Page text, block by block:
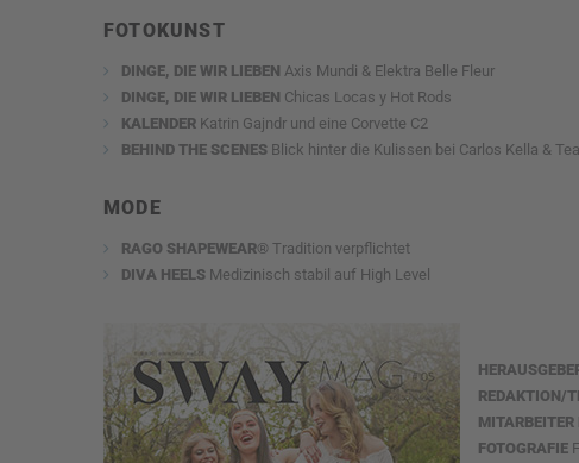
FOTOKUNST
DINGE, DIE WIR LIEBEN Axis Mundi & Elektra Belle Fleur
DINGE, DIE WIR LIEBEN Chicas Locas y Hot Rods
KALENDER Katrin Gajndr und eine Corvette C2
BEHIND THE SCENES Blick hinter die Kulissen bei Carlos Kella &
MODE
RAGO SHAPEWEAR® Tradition verpflichtet
DIVA HEELS Medizinisch stabil auf High Level
REDAKTION/
MITARBEITER
FOTOGRAFIE